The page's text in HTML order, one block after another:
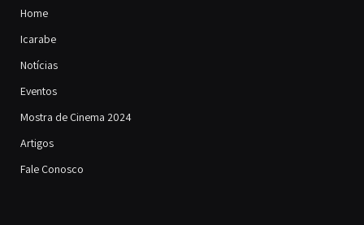
Home
Icarabe
Notícias
Eventos
Mostra de Cinema 2024
Artigos
Fale Conosco